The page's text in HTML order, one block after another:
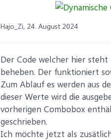
Hajo_Zi, 24. August 2024
Der Code welcher hier steht
beheben. Der funktioniert
Zum Ablauf es werden aus
dieser Werte wird die
vorherigen Combobox
geschrieben.
Ich möchte jetzt als